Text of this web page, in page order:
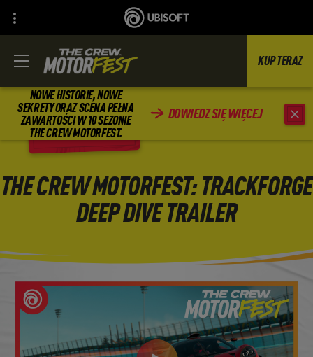
NOWE HISTORIE, NOWE
SEKRETY ORAZ SCENA PEŁNA
ZAWARTOŚCI W 10 SEZONIE
THE CREW MOTORFEST.
DOWIEDZ SIĘ WIĘCEJ
KUP TERAZ
WSTECZ
THE CREW MOTORFEST: TRACKFORGE
DEEP DIVE TRAILER